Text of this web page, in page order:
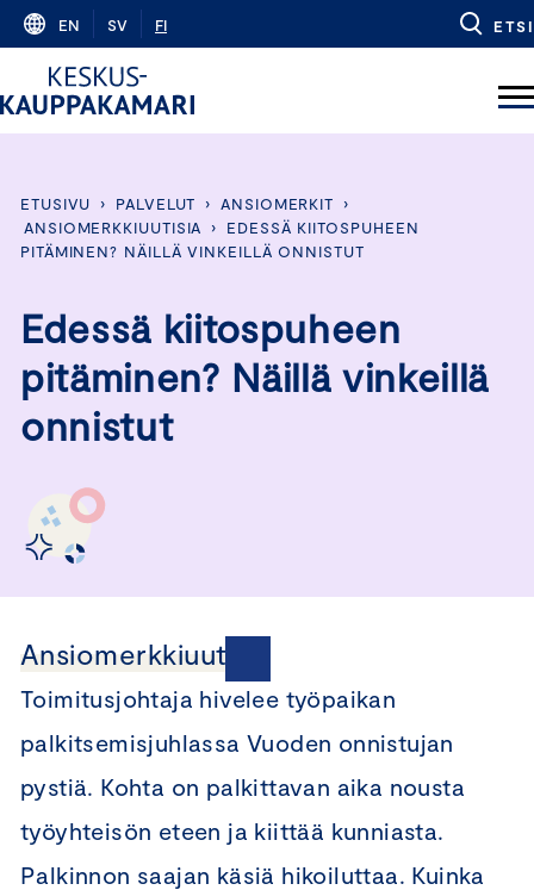
Skip
content
EN SV FI ETSI
ETUSIVU › PALVELUT › ANSIOMERKIT
›
ANSIOMERKKIUUTISIA
›
EDESSÄ KIITOSPUHEEN
PITÄMINEN? NÄILLÄ VINKEILLÄ ONNISTUT
Edessä kiitospuheen
pitäminen? Näillä vinkeillä
onnistut
Ansiomerkkiuutisia
Toimitusjohtaja hivelee työpaikan
palkitsemisjuhlassa Vuoden onnistujan
pystiä. Kohta on palkittavan aika nousta
työyhteisön eteen ja kiittää kunniasta.
Palkinnon saajan käsiä hikoiluttaa. Kuinka